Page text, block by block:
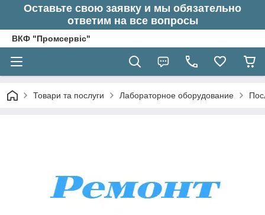
Оставьте свою заявку и мы обязательно
ответим на все вопросы
ВКФ "Промсервіс"
Товари та послуги Лабораторное оборудование